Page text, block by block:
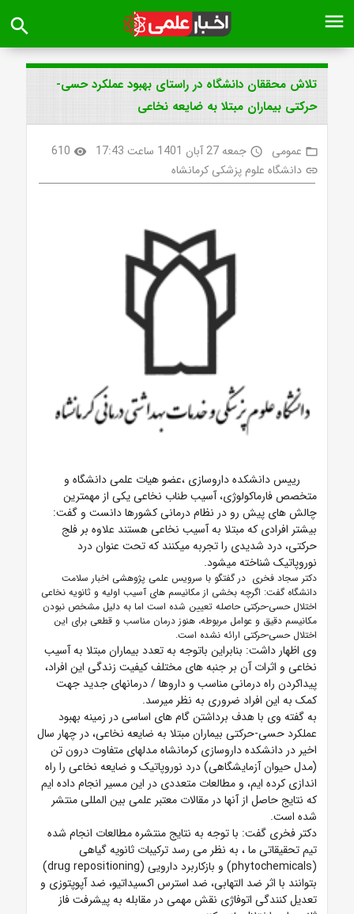
menu
search
تلاش محققان دانشگاه در راستای بهبود عملکرد حسی-
حرکتی بیماران مبتلا به ضایعه نخاعی
folder_open عمومی access_time جمعه 27 آبان 1401 ساعت 17:43 visibility
610
link دانشگاه علوم پزشکی کرمانشاه
رییس دانشکده داروسازی ،عضو هیات علمی دانشگاه و
متخصص فارماکولوژی،آسیب طناب نخاعی یکی از مهمترین
چالش های پیش رو در نظام درمانی کشورها دانست و گفت:
بیشتر افرادی که مبتلا به آسیب نخاعی هستند علاوه بر فلج
حرکتی، درد شدیدی را تجربه میکنند که تحت عنوان درد
نوروپاتیک شناخته میشود.
دکتر سجاد فخری در گفتگو با سرویس علمی پژوهشی اخبار سلامت
دانشگاه گفت: اگرچه بخشی از مکانیسم های آسیب اولیه و ثانویه نخاعی
اختلال حسی-حرکتی حاصله تعیین شده است اما به دلیل مشخص نبودن
مکانیسم دقیق و عوامل مربوطه، هنوز درمان مناسب و قطعی برای این
اختلال حسی-حرکتی ارائه نشده است.
وی اظهار داشت: بنابراین باتوجه به تعدد بیماران مبتلا به آسیب
نخاعی و اثرات آن بر جنبه های مختلف کیفیت زندگی این افراد،
پیداکردن راه درمانی مناسب و داروها / درمانهای جدید جهت
کمک به این افراد ضروری به نظر میرسد.
به گفته وی با هدف برداشتن گام های اساسی در زمینه بهبود
عملکرد حسی-حرکتی بیماران مبتلا به ضایعه نخاعی، در چهار سال
اخیر در دانشکده داروسازی کرمانشاه مدلهای متفاوت درون تن
(مدل حیوان آزمایشگاهی) درد نوروپاتیک و ضایعه نخاعی را راه
اندازی کرده ایم، و مطالعات متعددی در این مسیر انجام داده ایم
که نتایج حاصل از آنها در مقالات معتبر علمی بین المللی منتشر
شده است.
دکتر فخری گفت: با توجه به نتایج منتشره مطالعات انجام شده
تیم تحقیقاتی ما ، به نظر می رسد ترکیبات ثانویه گیاهی
(phytochemicals) و بازکاربرد دارویی (drug repositioning)
بتوانند با اثر ضد التهابی، ضد استرس اکسیداتیو، ضد آپوپتوزی و
تعدیل کنندگی اتوفاژی نقش مهمی در مقابله به پیشرفت فاز